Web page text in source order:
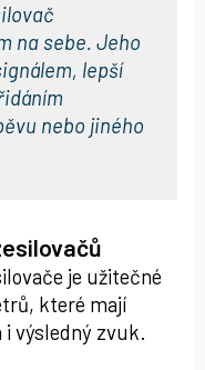
na sebe. Jeho
lepší
nebo jiného
je užitečné
které mají
i výsledný zvuk.